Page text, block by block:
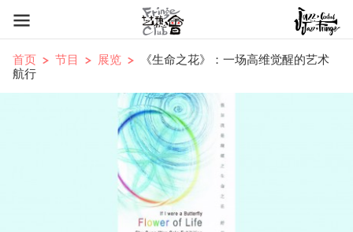
首页 节目 展览
《生命之花》：一场高维觉醒的艺术
航行